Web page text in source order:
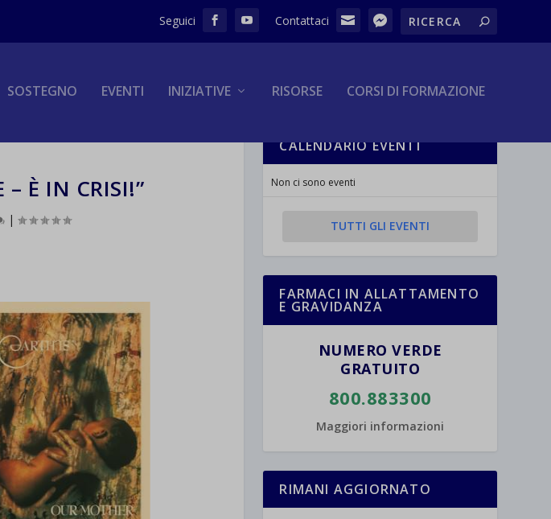
SOSTEGNO EVENTI INIZIATIVE RISORSE CORSI DI FORMAZIONE
– È IN CRISI!”
|
CALENDARIO EVENTI
Non ci sono eventi
TUTTI GLI EVENTI
FARMACI IN ALLATTAMENTO
E GRAVIDANZA
NUMERO VERDE
GRATUITO
800.883300
Maggiori informazioni
RIMANI AGGIORNATO